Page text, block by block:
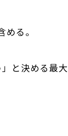
る。
と決める最